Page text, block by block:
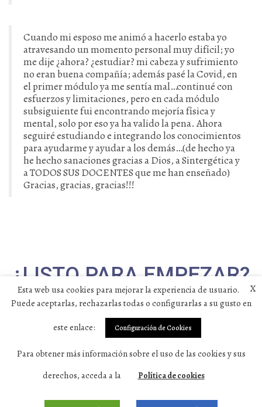
Cuando mi esposo me animó a hacerlo estaba yo
atravesando un momento personal muy difícil; yo
me dije ¿ahora? ¿estudiar? mi cabeza y sufrimiento
no eran buena compañía; además pasé la Covid, en
el primer módulo ya me sentía mal…continué con
esfuerzos y limitaciones, pero en cada módulo
subsiguiente fui encontrando mejoría física y
mental, solo por eso ya ha valido la pena. Ahora
seguiré estudiando e integrando los conocimientos
para ayudarme y ayudar a los demás…(de hecho ya
he hecho sanaciones gracias a Dios, a Sintergética y
a TODOS SUS DOCENTES que me han enseñado)
Gracias, gracias, gracias!!!
¿LISTO PARA EMPEZAR?
Inscríbete AHORA al seminario
gratuito con los docentes
X
Esta web usa cookies para mejorar la experiencia de usuario.
Puede aceptarlas, rechazarlas todas o configurarlas a su gusto en
este enlace: Configuración de Cookies
Para obtener más información sobre el uso de las cookies y sus
derechos, acceda a la
Política de cookies